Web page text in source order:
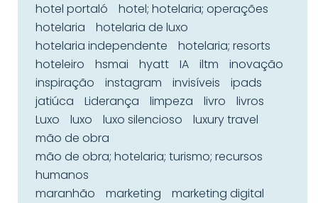
hotel portaló
hotel; hotelaria; operações
hotelaria
hotelaria de luxo
hotelaria independente
hotelaria; resorts
hoteleiro
hsmai hyatt IA iltm
inovação
inspiração
instagram invisíveis
ipads
jatiúca
Liderança limpeza livro
livros
Luxo
luxo luxo silencioso
luxury travel
mão de obra
mão de obra; hotelaria; turismo; recursos
humanos
maranhão
marketing
marketing digital